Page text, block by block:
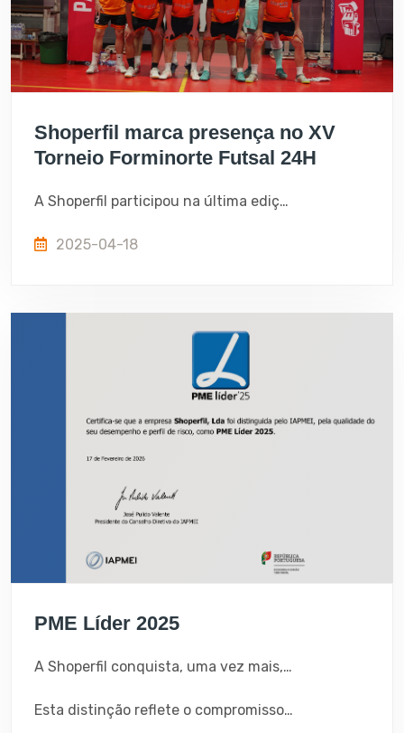
Shoperfil marca presença no XV
Torneio Forminorte Futsal 24H
A Shoperfil participou na última edição do tradicional Torneio 24H organizado pelos Bombeiros da Freixianda e Bombeiros Voluntários de Ourém. É com muita honra que participamos neste torneio e apoiamos o desporto do concelho de Ourém!
2025-04-18
PME Líder 2025
A Shoperfil conquista, uma vez mais, o estatuto PME Líder, distinção que reconhece empresas de elevado desempenho e solidez.
Esta distinção reflete o compromisso contínuo com a excelência e a qualidade da nossa gestão.